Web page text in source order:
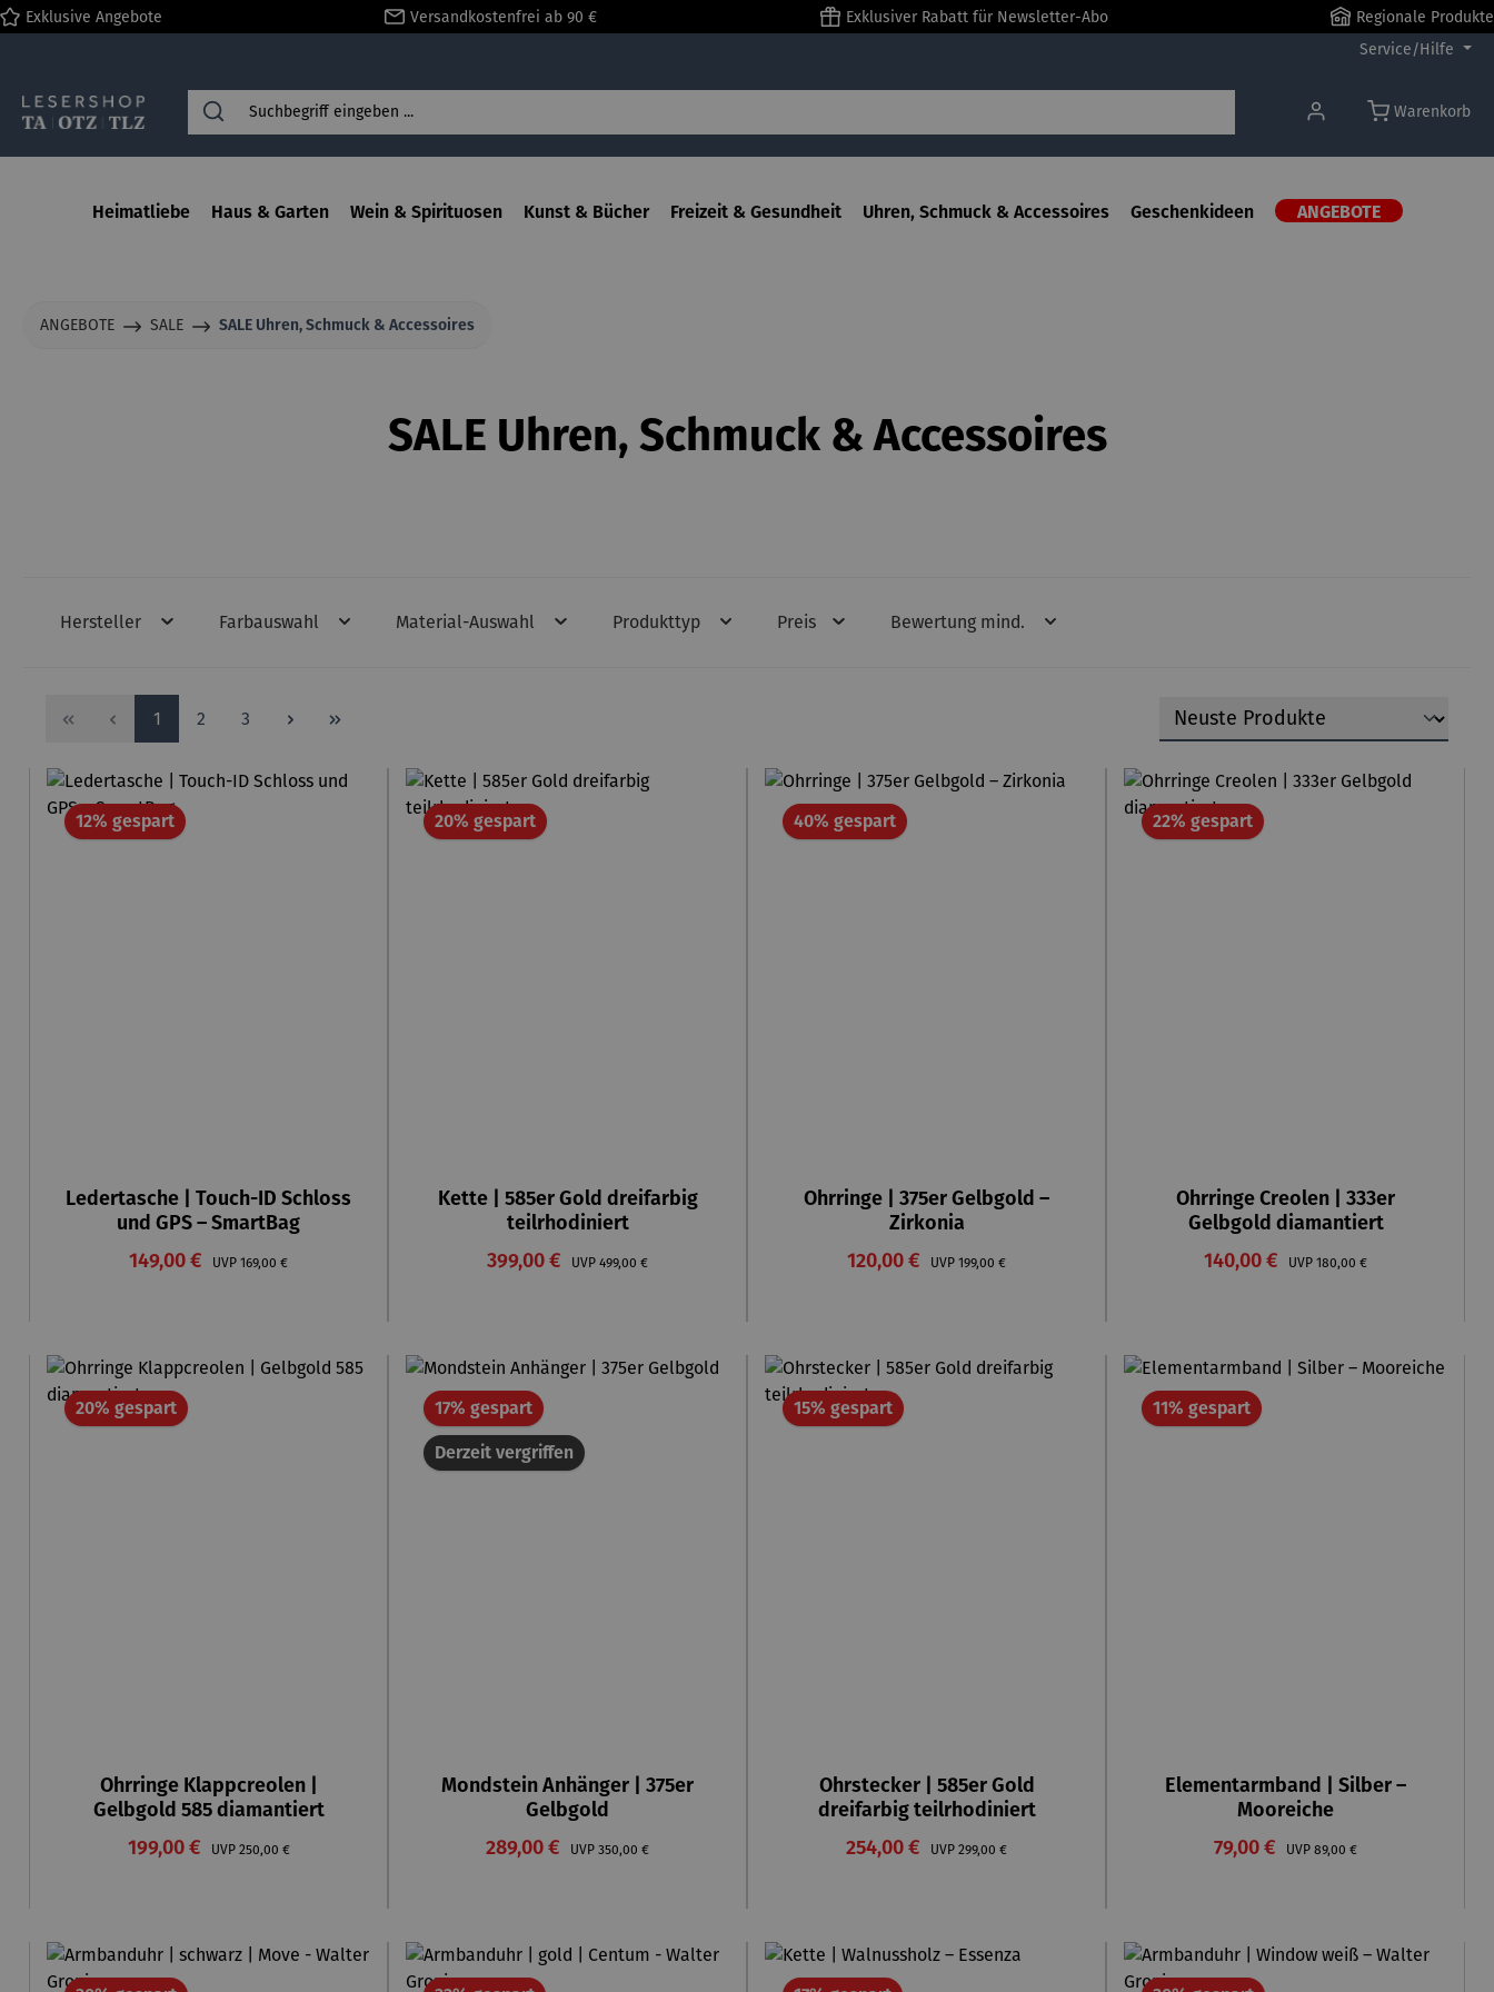
Zur Hauptnavigation springen
Exklusive Angebote Versandkostenfrei ab 90 € Exklusiver Rabatt für Newsletter-Abo
Regionale Produkte
Service/Hilfe
Warenkorb
Heimatliebe Haus & Garten Wein & Spirituosen Kunst & Bücher Freizeit & Gesundheit Uhren, Schmuck & Accessoires Geschenkideen ANGEBOTE
ANGEBOTE SALE SALE Uhren, Schmuck & Accessoires
SALE Uhren, Schmuck & Accessoires
Hersteller Farbauswahl Material-Auswahl Produkttyp Preis Bewertung mind.
Seite
1 Seite
2 Seite
3
12% gespartRabatt
Ledertasche | Touch-ID Schloss
und GPS – SmartBag
Verkaufspreis:
149,00 € UVP Regulärer Preis:
169,00 €
20% gespartRabatt
Kette | 585er Gold dreifarbig
teilrhodiniert
Verkaufspreis:
399,00 € UVP Regulärer Preis:
499,00 €
40% gespartRabatt
Ohrringe | 375er Gelbgold –
Zirkonia
Verkaufspreis:
120,00 € UVP Regulärer Preis:
199,00 €
22% gespartRabatt
Ohrringe Creolen | 333er
Gelbgold diamantiert
Verkaufspreis:
140,00 € UVP Regulärer Preis:
180,00 €
20% gespartRabatt
Ohrringe Klappcreolen |
Gelbgold 585 diamantiert
Verkaufspreis:
199,00 € UVP Regulärer Preis:
250,00 €
Derzeit vergriffen
17% gespartRabatt
Mondstein Anhänger | 375er
Gelbgold
Verkaufspreis:
289,00 € UVP Regulärer Preis:
350,00 €
15% gespartRabatt
Ohrstecker | 585er Gold
dreifarbig teilrhodiniert
Verkaufspreis:
254,00 € UVP Regulärer Preis:
299,00 €
11% gespartRabatt
Elementarmband | Silber –
Mooreiche
Verkaufspreis:
79,00 € UVP Regulärer Preis:
89,00 €